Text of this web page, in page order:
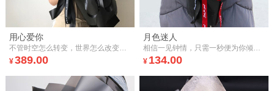
用心爱你
不管时空怎么转变，世界怎么改变，你的爱总在我心间。
¥389.00
月色迷人
相信一见钟情，只需一秒便为你倾心。
¥ 134.00